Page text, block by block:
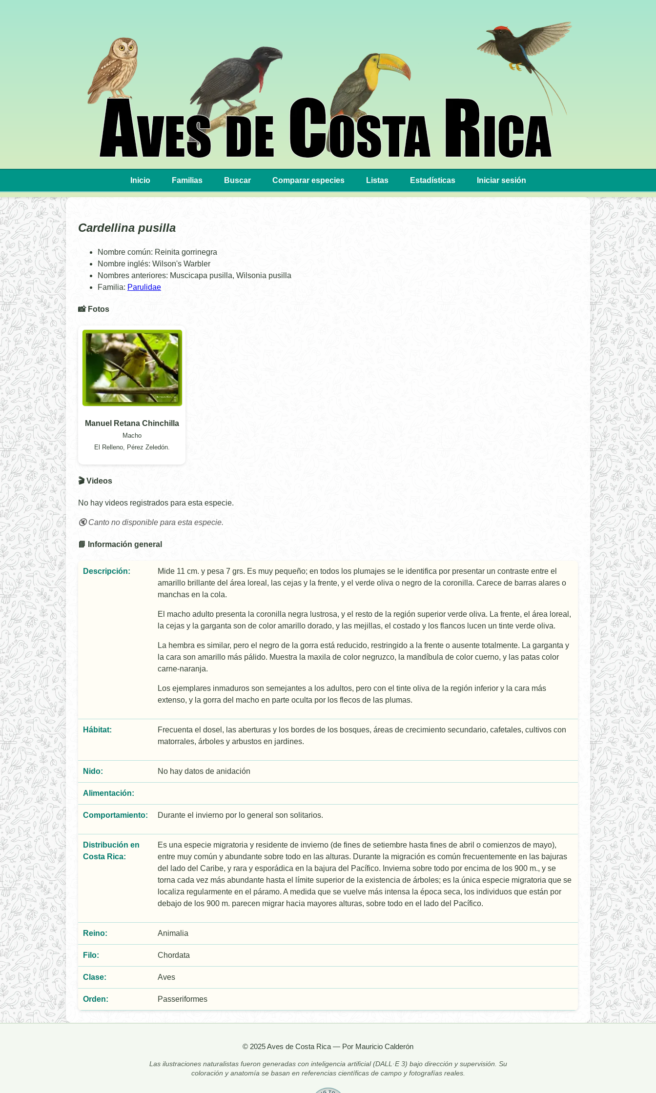
Inicio Familias Buscar Comparar especies Listas Estadísticas Iniciar sesión
Cardellina pusilla
Nombre común: Reinita gorrinegra
Nombre inglés: Wilson's Warbler
Nombres anteriores: Muscicapa pusilla, Wilsonia pusilla
Familia: Parulidae
📸 Fotos
Manuel Retana Chinchilla
Macho
El Relleno, Pérez Zeledón.
🎬 Videos
No hay videos registrados para esta especie.
🔇 Canto no disponible para esta especie.
📘 Información general
Descripción:
Mide 11 cm. y pesa 7 grs. Es muy pequeño; en todos los plumajes se le identifica por presentar un contraste entre el
amarillo brillante del área loreal, las cejas y la frente, y el verde oliva o negro de la coronilla. Carece de barras alares o
manchas en la cola.
El macho adulto presenta la coronilla negra lustrosa, y el resto de la región superior verde oliva. La frente, el área loreal,
la cejas y la garganta son de color amarillo dorado, y las mejillas, el costado y los flancos lucen un tinte verde oliva.
La hembra es similar, pero el negro de la gorra está reducido, restringido a la frente o ausente totalmente. La garganta y
la cara son amarillo más pálido. Muestra la maxila de color negruzco, la mandí­bula de color cuerno, y las patas color
carne-naranja.
Los ejemplares inmaduros son semejantes a los adultos, pero con el tinte oliva de la región inferior y la cara más
extenso, y la gorra del macho en parte oculta por los flecos de las plumas.
Hábitat:
Frecuenta el dosel, las aberturas y los bordes de los bosques, áreas de crecimiento secundario, cafetales, cultivos con
matorrales, árboles y arbustos en jardines.
Nido: No hay datos de anidación
Alimentación:
Comportamiento: Durante el invierno por lo general son solitarios.
Distribución en
Costa Rica:
Es una especie migratoria y residente de invierno (de fines de setiembre hasta fines de abril o comienzos de mayo),
entre muy común y abundante sobre todo en las alturas. Durante la migración es común frecuentemente en las bajuras
del lado del Caribe, y rara y esporádica en la bajura del Pacífico. Invierna sobre todo por encima de los 900 m., y se
torna cada vez más abundante hasta el límite superior de la existencia de árboles; es la única especie migratoria que se
localiza regularmente en el páramo. A medida que se vuelve más intensa la época seca, los individuos que están por
debajo de los 900 m. parecen migrar hacia mayores alturas, sobre todo en el lado del Pacífico.
Reino: Animalia
Filo: Chordata
Clase: Aves
Orden: Passeriformes
© 2025 Aves de Costa Rica — Por Mauricio Calderón
Las ilustraciones naturalistas fueron generadas con inteligencia artificial (DALL·E 3) bajo dirección y supervisión. Su
coloración y anatomía se basan en referencias científicas de campo y fotografías reales.